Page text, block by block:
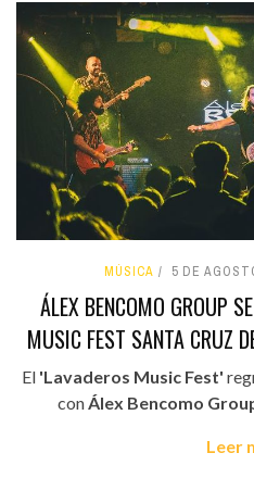
MÚSICA 5 DE
ÁLEX BENCOMO GROUP
MUSIC FEST SANTA CRUZ
El 'Lavaderos Music Fest'
conÁlex Bencomo
Leer